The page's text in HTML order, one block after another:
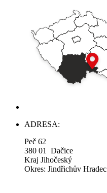
ADRESA:
Peč 62
380 01 Dačice
Kraj Jihočeský
Okres: Jindřichův Hradec